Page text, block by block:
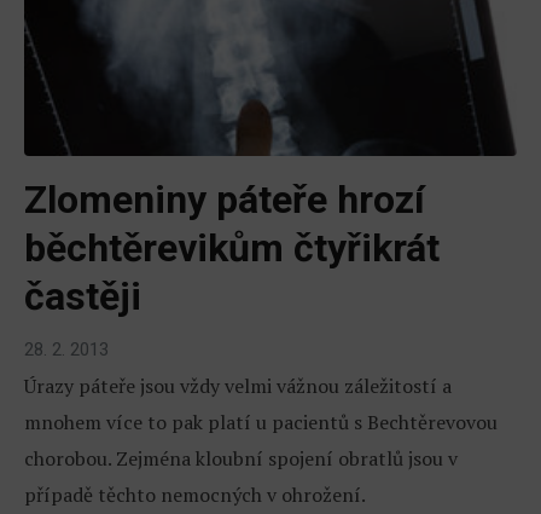
Zlomeniny páteře hrozí
běchtěrevikům čtyřikrát
častěji
28. 2. 2013
Úrazy páteře jsou vždy velmi vážnou záležitostí a
mnohem více to pak platí u pacientů s Bechtěrevovou
chorobou. Zejména kloubní spojení obratlů jsou v
případě těchto nemocných v ohrožení.